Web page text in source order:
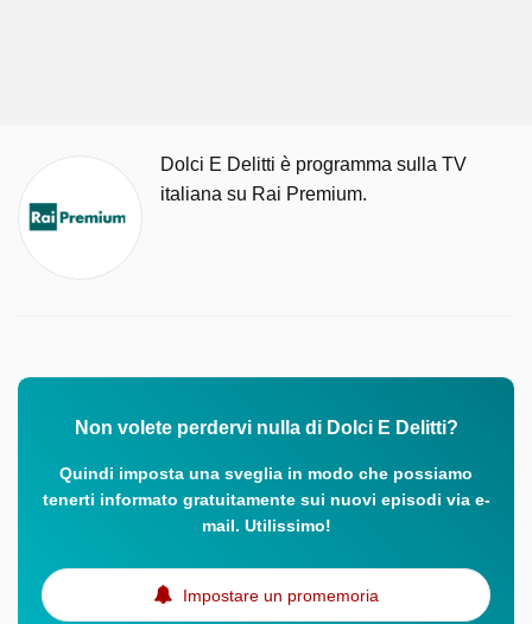
Dolci E Delitti è programma sulla TV
italiana su Rai Premium.
Non volete perdervi nulla di Dolci E Delitti?
Quindi imposta una sveglia in modo che possiamo
tenerti informato gratuitamente sui nuovi episodi via e-
mail. Utilissimo!
Impostare un promemoria